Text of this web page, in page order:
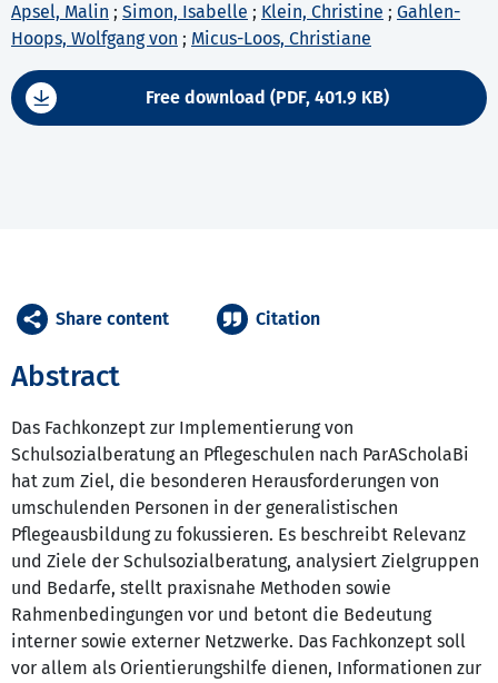
Apsel, Malin ; Simon, Isabelle ; Klein, Christine ; Gahlen-
Hoops, Wolfgang von ; Micus-Loos, Christiane
Free download (PDF, 401.9 KB)
Abstract
Das Fachkonzept zur Implementierung von
Schulsozialberatung an Pflegeschulen nach ParAScholaBi
hat zum Ziel, die besonderen Herausforderungen von
umschulenden Personen in der generalistischen
Pflegeausbildung zu fokussieren. Es beschreibt Relevanz
und Ziele der Schulsozialberatung, analysiert Zielgruppen
und Bedarfe, stellt praxisnahe Methoden sowie
Rahmenbedingungen vor und betont die Bedeutung
interner sowie externer Netzwerke. Das Fachkonzept soll
vor allem als Orientierungshilfe dienen, Informationen zur
Share content Citation